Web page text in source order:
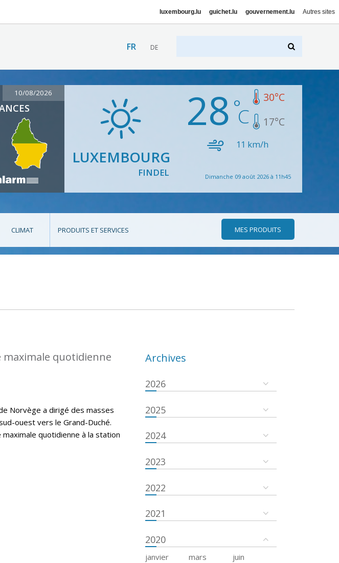
luxembourg.lu guichet.lu gouvernement.lu Autres sites
FR DE
10/08/2026
LUXEMBOURG
FINDEL
28 30°C
17°C
11 km/h
Dimanche 09 août 2026 à 11h45
CLIMAT PRODUITS ET SERVICES MES PRODUITS
quotidienne
Norvège a dirigé des masses
ouest vers le Grand-Duché.
quotidienne à la station
Archives
2026
2025
2024
2023
2022
2021
2020
janvier mars
juin